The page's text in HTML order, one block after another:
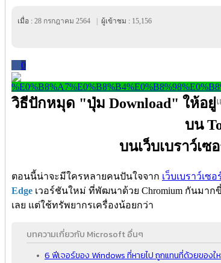
เมื่อ : 28 กรกฎาคม 2564 ผู้เข้าชม : 15,156
0
วิธีปักหมุด "ปุ่ม Download" ให้อยู่
บน
บนเว็บเบราว์เซ
ตอนนี้น่าจะมีใครหลายคนปันใจจาก เว็บเบราว์เซอ
Edge เวอร์ชันใหม่ ที่พัฒนาด้วย Chromium กันมาก
เลย แต่ใช้ทรัพยากรเครื่องน้อยกว่า
บทความเกี่ยวกับ Microsoft อื่นๆ
6 ฟีเจอร์ของ Windows ที่หายไป ถูกแทนที่ด้วยของใ